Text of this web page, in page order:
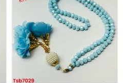
%46 İndirim